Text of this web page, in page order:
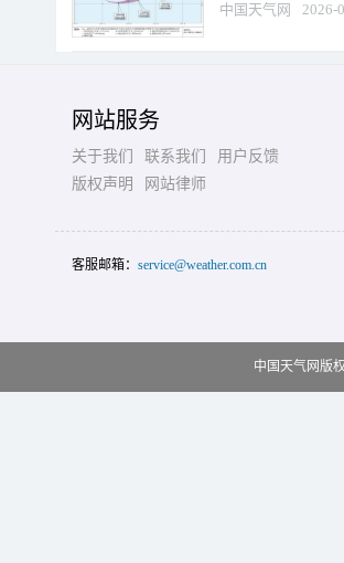
中国天气网 2026-
网站服务
关于我们 联系我们
用户反馈
版权声明
网站律师
客服邮箱： service@weather.com.cn
中国天气网版